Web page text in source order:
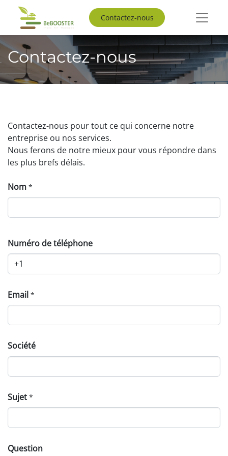
Contactez-nous
Contactez-nous
Contactez-nous pour tout ce qui concerne notre
entreprise ou nos services.
Nous ferons de notre mieux pour vous répondre dans
les plus brefs délais.
Nom *
Numéro de téléphone
Email *
Société
Sujet *
Question